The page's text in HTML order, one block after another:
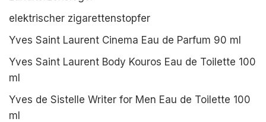
elektrischer zigarettenstopfer
Yves Saint Laurent Cinema Eau de Parfum 90 ml
Yves Saint Laurent Body Kouros Eau de Toilette 100
ml
Yves de Sistelle Writer for Men Eau de Toilette 100
ml